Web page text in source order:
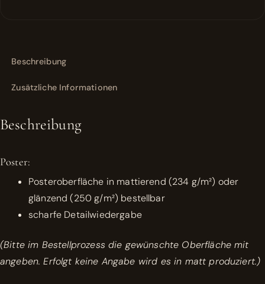
Beschreibung
Zusätzliche Informationen
Beschreibung
Poster:
Posteroberfläche in mattierend (234 g/m²) oder
glänzend (250 g/m²) bestellbar
scharfe Detailwiedergabe
(Bitte im Bestellprozess die gewünschte Oberfläche mit
angeben. Erfolgt keine Angabe wird es in matt produziert.)